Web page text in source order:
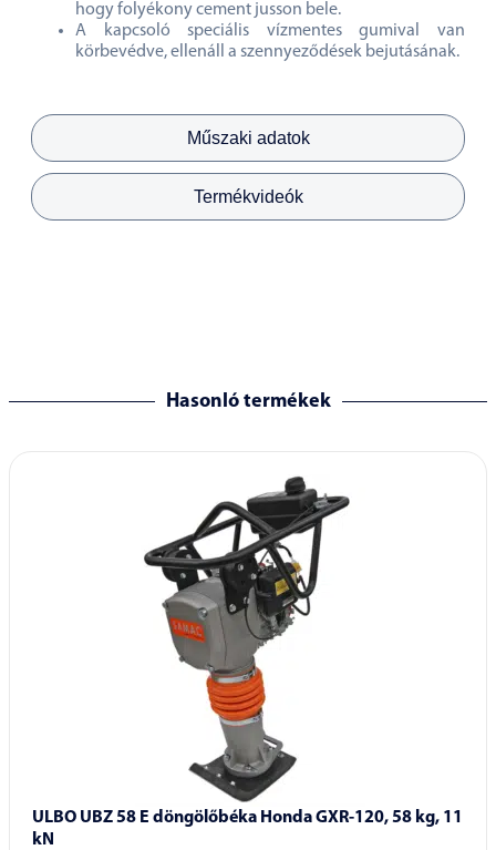
Műszaki adatok
Termékvideók
hogy folyékony cement jusson bele.
A kapcsoló speciális vízmentes gumival van
körbevédve, ellenáll a szennyeződések bejutásának.
Hasonló termékek
ULBO UBZ 58 E döngölőbéka Honda GXR-120, 58 kg, 11
kN